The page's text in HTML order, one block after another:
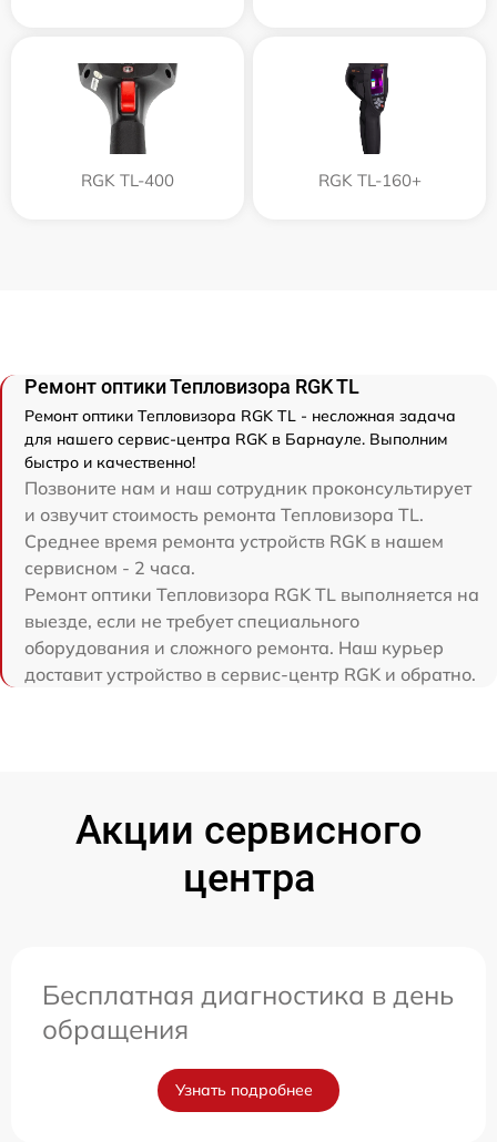
RGK TL-400 RGK TL-160+
Ремонт оптики Тепловизора RGK TL
Ремонт оптики Тепловизора RGK TL - несложная задача
для нашего сервис-центра RGK в Барнауле. Выполним
быстро и качественно!
Позвоните нам и наш сотрудник проконсультирует
и озвучит стоимость ремонта Тепловизора TL.
Среднее время ремонта устройств RGK в нашем
сервисном - 2 часа.
Ремонт оптики Тепловизора RGK TL выполняется на
выезде, если не требует специального
оборудования и сложного ремонта. Наш курьер
доставит устройство в сервис-центр RGK и обратно.
Акции сервисного
центра
Бесплатная диагностика в день
обращения
Узнать подробнее